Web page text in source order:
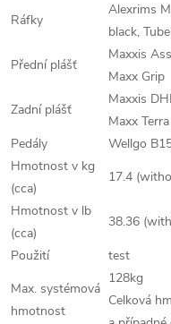
Ráfky
Alexrims
black,
Přední plášť
Maxxis
Maxx Grip
Zadní plášť
Maxxis
Maxx Terra
Pedály
Wellgo
Hmotnost v kg
(cca)
17.4
Hmotnost v lb
(cca)
38.36
Použití
test
Max. systémová
hmotnost
128kg
Celková